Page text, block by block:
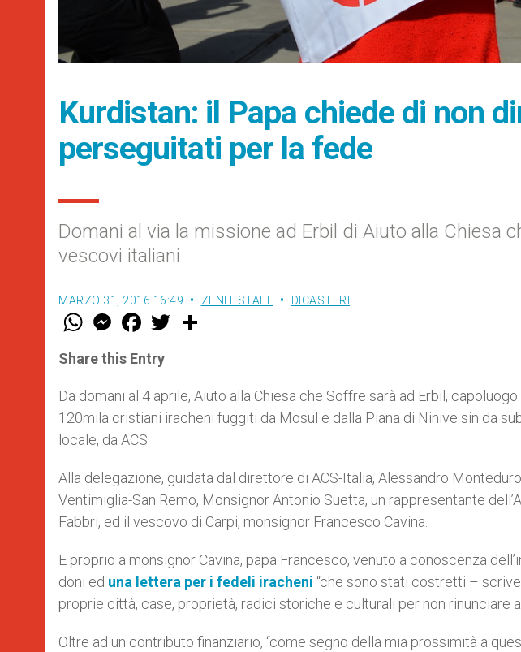
Kurdistan: il Papa chiede di non
perseguitati per la fede
Domani al via la missione ad Erbil di Aiuto alla Chiesa
vescovi italiani
MARZO 31, 2016 16:49 ZENIT STAFF DICASTERI
W
t
s
p
p
M
e
s
e
g
e
r
F
a
e
b
o
k
w
r
Share this Entry
Da domani al 4 aprile, Aiuto alla Chiesa che Soffre sarà ad Erbil,
120mila cristiani iracheni fuggiti da Mosul e dalla Piana di Ninive sin da
locale, da ACS.
Alla delegazione, guidata dal direttore di ACS-Italia, Alessandro
Ventimiglia-San Remo, Monsignor Antonio Suetta, un rappresentante
Fabbri, ed il vescovo di Carpi, monsignor Francesco Cavina.
E proprio a monsignor Cavina, papa Francesco, venuto a conoscenza
doni ed una lettera per i fedeli iracheni “che sono stati costretti –
proprie città, case, proprietà, radici storiche e culturali per non rinunciare
Oltre ad un contributo finanziario, “come segno della mia prossimità a